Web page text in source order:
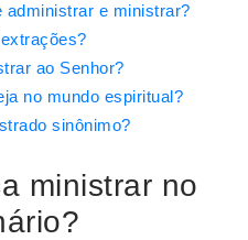
administrar e ministrar?
ao Senhor?
no mundo espiritual?
sinônimo?
ministrar no